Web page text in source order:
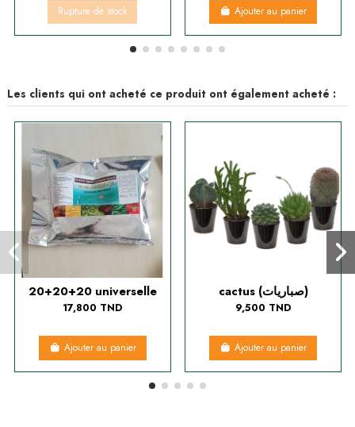
Rupture de stock Ajouter au panier
Les clients qui ont acheté ce produit ont également acheté :
20+20+20 universelle
17,800 TND
Ajouter au panier
cactus (صباريات)
9,500 TND
Ajouter au panier